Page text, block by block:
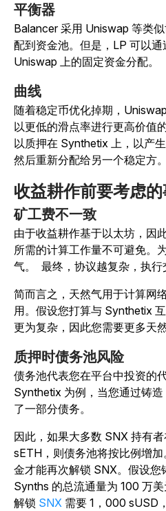
平衡器
Balancer 采用 Uniswap 等类
配到资金池。但是，LP 可以
Uniswap 上的固定资金分配。
曲线
随着稳定币优化掉期，
以更低的滑点率进行更高价值
以质押在 Synthetix 上，以产
然后重新分配给另一个稳定方。
收益耕作前要考虑
矿工费不一致
由于收益耕作基于以太坊，因
所需的计算工作量不可避免。
气。 最终，协议越复杂，执行
简而言之，天然气用于计算网
用。假设您打算与 Synthetix
更为复杂，因此您需要更多天
质押时债务池风险
债务池代表您在平台中投资的
Synthetix 为例，当您通过铸
了一部分债务。
因此，如果大多数 SNX 持有
sETH，则债务池将按比例增
金才能再次解锁 SNX。假设您
Synths 的总流通量为 100 万美
解锁 SNX 需要 1，000 sUSD